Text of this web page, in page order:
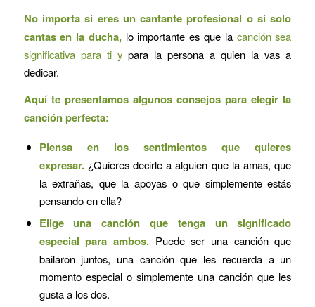
No importa si eres un cantante profesional o si solo
cantas en la ducha,lo importante es que la canción sea
significativa para ti ypara la persona a quien la vas a
dedicar.
Aquí te presentamos algunos consejos para elegir la
canción perfecta:
Piensa en los sentimientos que quieres
expresar.¿Quieres decirle a alguien que la amas, que
la extrañas, que la apoyas o que simplemente estás
pensando en ella?
Elige una canción que tenga un significado
especial para ambos.Puede ser una canción que
bailaron juntos, una canción que les recuerda a un
momento especial o simplemente una canción que les
gusta a los dos.